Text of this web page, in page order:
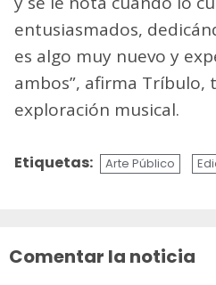
entusiasmados,
es algo muy nuevo y
ambos”, afirma Tríbulo,
exploración musical.
Etiquetas: Arte Público
Comentar la noticia